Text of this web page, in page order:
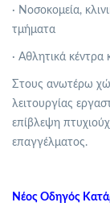
· Νοσοκομεία,
τμήματα
· Αθλητικά
Στους ανωτέρω
λειτουργίας
επίβλεψη
επαγγέλματος.
Νέος Οδηγός